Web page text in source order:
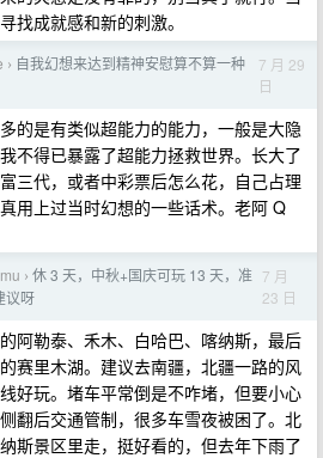
找成就感和新的刺激。
› 自我幻想来达到精神安慰算不算一种
7 月 29
日
的是有类似超能力的能力，一般是大隐
不得已暴露了超能力拯救世界。长大了
三代，或者中彩票后怎么花，自己占理
用上过当时幻想的一些话术。老阿 Q
› 休 3 天，中秋+国庆可玩 13 天，准
议呀
7 月
23 日
阿勒泰、禾木、白哈巴、喀纳斯，最后
赛里木湖。建议去南疆，北疆一路的风
好玩。堵车平常倒是不咋堵，但要小心
翻后交通管制，很多车雪夜被困了。北
斯景区里走，挺好看的，但去年下雨了